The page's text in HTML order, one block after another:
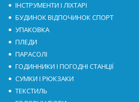
ІНСТРУМЕНТИ І ЛІХТАРІ
БУДИНОК ВІДПОЧИНОК СПОРТ
УПАКОВКА
ПЛЕДИ
ПАРАСОЛІ
ГОДИННИКИ І ПОГОДНІ СТАНЦІЇ
СУМКИ І РЮКЗАКИ
ТЕКСТИЛЬ